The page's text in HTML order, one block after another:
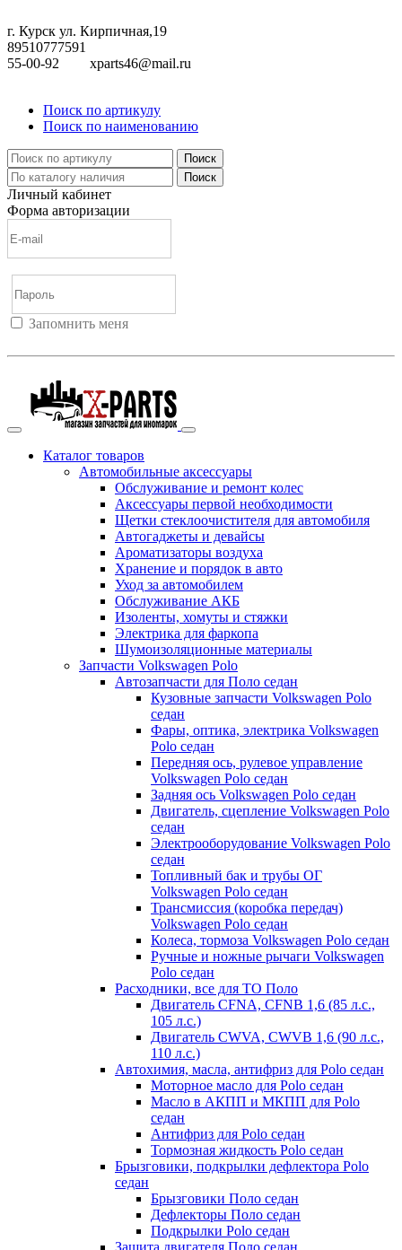
г. Курск ул. Кирпичная,19
89510777591
55-00-92
xparts46@mail.ru
Поиск по артикулу
Поиск по наименованию
Поиск
Поиск
Личный кабинет
Форма авторизации
Запомнить меня
Каталог товаров
Автомобильные аксессуары
Обслуживание и ремонт колес
Аксессуары первой необходимости
Щетки стеклоочистителя для автомобиля
Автогаджеты и девайсы
Ароматизаторы воздуха
Хранение и порядок в авто
Уход за автомобилем
Обслуживание АКБ
Изоленты, хомуты и стяжки
Электрика для фаркопа
Шумоизоляционные материалы
Запчасти Volkswagen Polo
Автозапчасти для Поло седан
Кузовные запчасти Volkswagen Polo
седан
Фары, оптика, электрика Volkswagen
Polo седан
Передняя ось, рулевое управление
Volkswagen Polo седан
Задняя ось Volkswagen Polo седан
Двигатель, сцепление Volkswagen Polo
седан
Электрооборудование Volkswagen Polo
седан
Топливный бак и трубы ОГ
Volkswagen Polo седан
Трансмиссия (коробка передач)
Volkswagen Polo седан
Колеса, тормоза Volkswagen Polo седан
Ручные и ножные рычаги Volkswagen
Polo седан
Расходники, все для ТО Поло
Двигатель CFNA, CFNB 1,6 (85 л.с.,
105 л.с.)
Двигатель CWVA, CWVB 1,6 (90 л.с.,
110 л.с.)
Автохимия, масла, антифриз для Polo седан
Моторное масло для Polo седан
Масло в АКПП и МКПП для Polo
седан
Антифриз для Polo седан
Тормозная жидкость Polo седан
Брызговики, подкрылки дефлектора Polo
седан
Брызговики Поло седан
Дефлекторы Поло седан
Подкрылки Polo седан
Защита двигателя Поло седан